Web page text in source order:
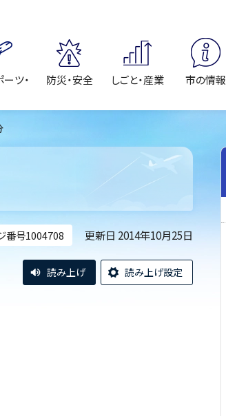
ツ・
防災・安全 しごと・産業 市の情報
番号1004708 更新日 2014年10月25日
読み上げ 読み上げ設定